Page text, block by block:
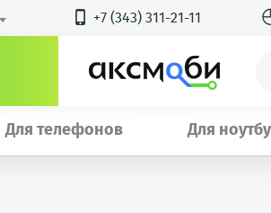
 +7 (343) 311-21-11
Для телефонов Для